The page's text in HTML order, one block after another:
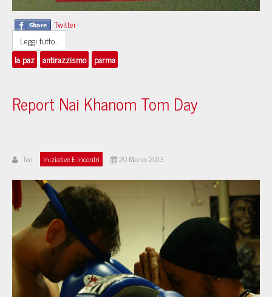
Twitter
Leggi tutto...
la paz antirazzismo parma
Report Nai Khanom Tom Day
Teo Iniziative E Incontri 20 Marzo 2013